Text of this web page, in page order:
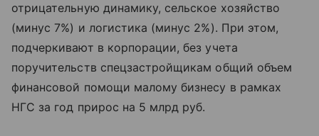
отрицательную динамику, сельское хозяйство
(минус 7%) и логистика (минус 2%). При этом,
подчеркивают в корпорации, без учета
поручительств спецзастройщикам общий объем
финансовой помощи малому бизнесу в рамках
НГС за год прирос на 5 млрд руб.